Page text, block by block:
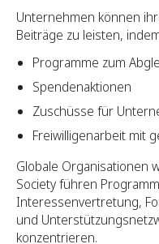
Unternehmen können
Beiträge zu leisten,
Programme zum
Spendenaktionen
Zuschüsse für
Freiwilligenarbeit mit
Globale Organisationen
Society führen
Interessenvertretung,
und
konzentrieren.